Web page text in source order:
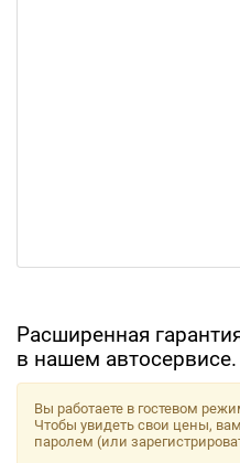
Расширенная
в нашем автосервисе.
Вы работаете в гостевом
Чтобы увидеть свои цены,
паролем (или